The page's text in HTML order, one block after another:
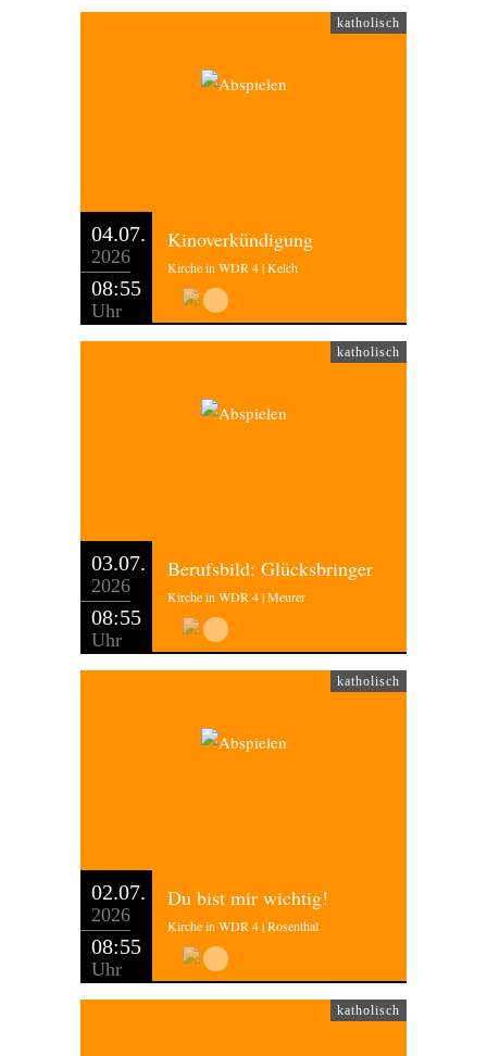
katholisch
04.07.
2026
08:55
Uhr
Kinoverkündigung
Kirche in WDR 4 | Kelch
katholisch
03.07.
2026
08:55
Uhr
Berufsbild: Glücksbringer
Kirche in WDR 4 | Meurer
katholisch
02.07.
2026
08:55
Uhr
Du bist mir wichtig!
Kirche in WDR 4 | Rosenthal
katholisch